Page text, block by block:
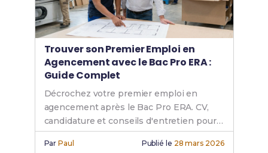
Trouver son Premier Emploi en
Agencement avec le Bac Pro ERA :
Guide Complet
Décrochez votre premier emploi en
agencement après le Bac Pro ERA. CV,
candidature et conseils d'entretien pour
réussir.
ParPaul Publié le 28 mars 2026